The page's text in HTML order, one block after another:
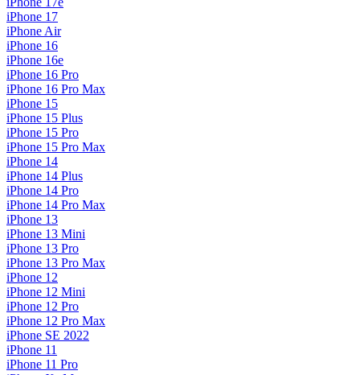
iPhone 17
iPhone Air
iPhone 16
iPhone 16e
iPhone 16 Pro
iPhone 16 Pro Max
iPhone 15
iPhone 15 Plus
iPhone 15 Pro
iPhone 15 Pro Max
iPhone 14
iPhone 14 Plus
iPhone 14 Pro
iPhone 14 Pro Max
iPhone 13
iPhone 13 Mini
iPhone 13 Pro
iPhone 13 Pro Max
iPhone 12
iPhone 12 Mini
iPhone 12 Pro
iPhone 12 Pro Max
iPhone SE 2022
iPhone 11
iPhone 11 Pro